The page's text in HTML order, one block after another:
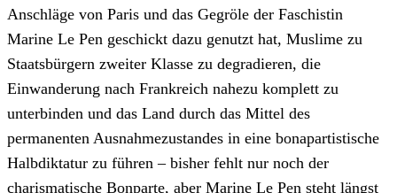
Anschläge von Paris und das Gegröle der Faschistin
Marine Le Pen geschickt dazu genutzt hat, Muslime zu
Staatsbürgern zweiter Klasse zu degradieren, die
Einwanderung nach Frankreich nahezu komplett zu
unterbinden und das Land durch das Mittel des
permanenten Ausnahmezustandes in eine bonapartistische
Halbdiktatur zu führen – bisher fehlt nur noch der
charismatische Bonparte, aber Marine Le Pen steht längst